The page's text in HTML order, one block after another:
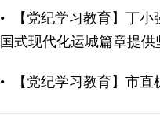
•
【党纪学习教育】丁
国式现代化运城篇章提
• 【党纪学习教育】市